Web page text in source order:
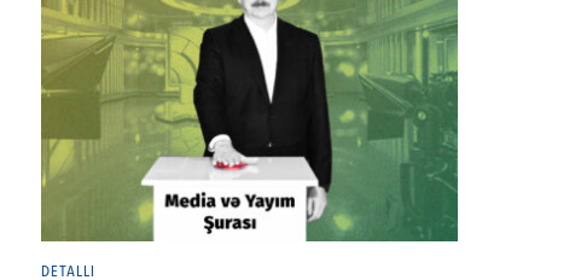
DETALLI